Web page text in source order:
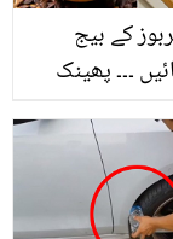
کے بیج
۔۔۔ پھینک
ان تربوز کے
غذائیت
معمولی
فائدے